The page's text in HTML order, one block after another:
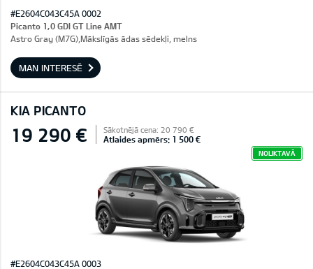
#E2604C043C45A 0002
Picanto 1,0 GDI GT Line AMT
Astro Gray (M7G),Mākslīgās ādas sēdekļi, melns
MAN INTERESĒ
KIA PICANTO
19 290 € Sākotnējā cena: 20 790 €
Atlaides apmērs: 1 500 €
NOLIKTAVĀ
#E2604C043C45A 0003